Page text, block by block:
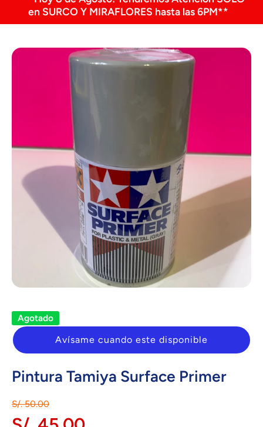
en SURCO Y MIRAFLORES hasta las 6PM**
Ir directamente a la información del producto
Agotado
Avísame cuando este disponible
Pintura Tamiya Surface Primer
S/. 50.00